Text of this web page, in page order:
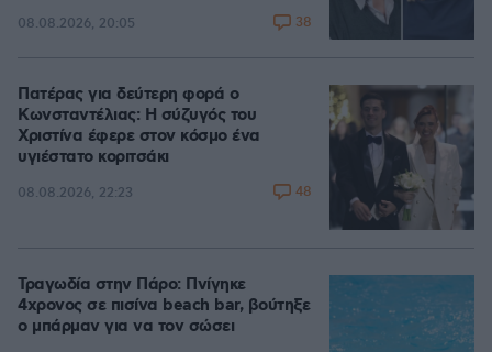
08.08.2026, 20:05 38
Πατέρας για δεύτερη φορά ο
Κωνσταντέλιας: Η σύζυγός του
Χριστίνα έφερε στον κόσμο ένα
υγιέστατο κοριτσάκι
08.08.2026, 22:23 48
Τραγωδία στην Πάρο: Πνίγηκε
4χρονος σε πισίνα beach bar, βούτηξε
ο μπάρμαν για να τον σώσει